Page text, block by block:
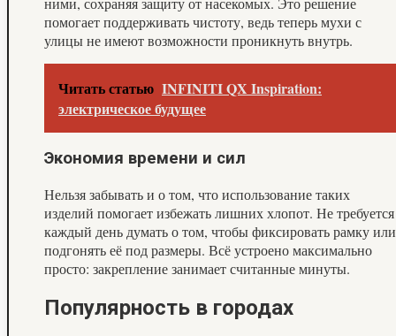
помогает поддерживать чистоту, ведь теперь мухи с
улицы не имеют возможности проникнуть внутрь.
Читать статью INFINITI QX Inspiration:
электрическое будущее
Экономия времени и сил
Нельзя забывать и о том, что использование таких
изделий помогает избежать лишних хлопот. Не требуется
каждый день думать о том, чтобы фиксировать рамку или
подгонять её под размеры. Всё устроено максимально
просто: закрепление занимает считанные минуты.
Популярность в городах